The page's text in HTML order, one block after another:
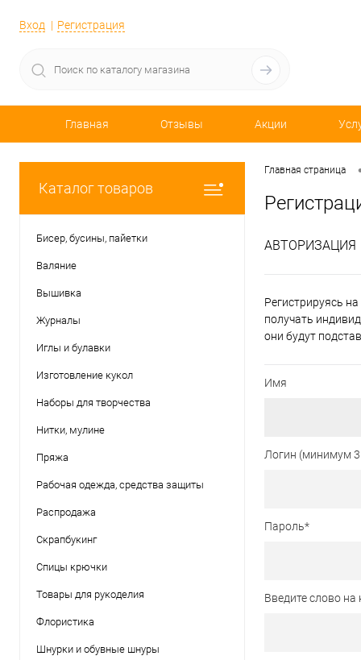
Вход Регистрация
Главная Отзывы Акции
Каталог товаров
Бисер, бусины, пайетки
Валяние
Вышивка
Журналы
Иглы и булавки
Изготовление кукол
Наборы для творчества
Нитки, мулине
Пряжа
Рабочая одежда, средства защиты
Распродажа
Скрапбукинг
Спицы крючки
Товары для рукоделия
Флористика
Шнурки и обувные шнуры
Главная страница
АВТОРИЗАЦИЯ
Регистрируясь
получать
они будут
Имя
Логин (минимум
Пароль*
Введите слово на